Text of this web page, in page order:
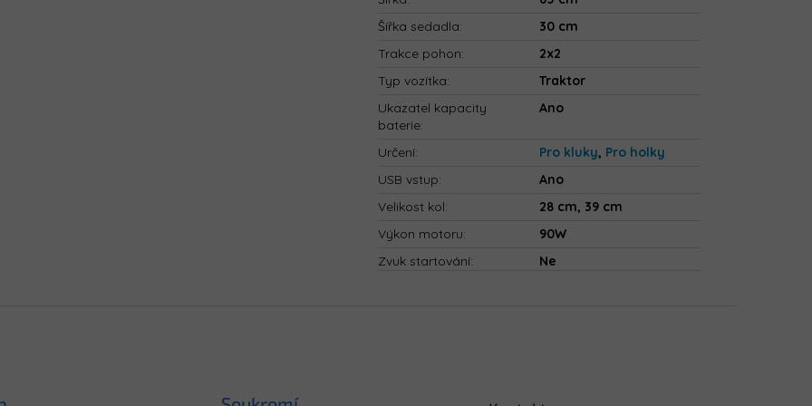
Šířka sedadla:
30 cm
Trakce pohon:
2x2
Typ vozítka:
Traktor
Ukazatel kapacity
baterie:
Ano
Určení: Pro kluky, Pro holky
USB vstup:
Ano
Velikost kol:
28 cm, 39 cm
Výkon motoru:
90W
Zvuk startování: Ne